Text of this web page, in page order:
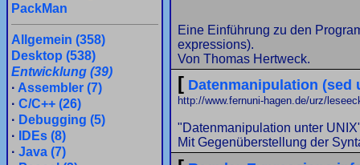
PackMan
Allgemein (358)
Desktop (538)
Entwicklung (39)
· Assembler (7)
· C/C++ (26)
· Debugging (5)
·
IDEs (8)
· Java (7)
Eine Einführung zu den
expressions).
Von Thomas Hertweck.
[ Datenmanipulation (sed
http://www.fernuni-hagen.de/urz/
"Datenmanipulation unter
Mit Gegenüberstellung der